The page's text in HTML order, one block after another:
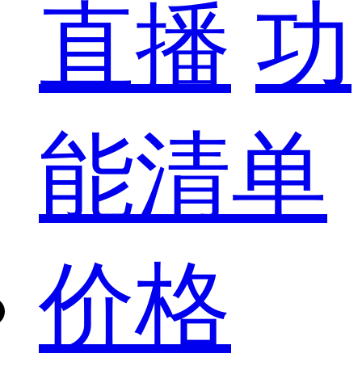
直播 功
能清单
价格